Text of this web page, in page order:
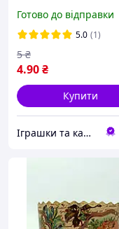
Готово до відправки
5.0 (1)
4.90₴
5 ₴
Купити
Іграшки та канцтовари "Плюшево"